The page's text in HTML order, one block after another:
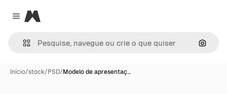
Close menu
Magnific
Início/stock/PSD/Modelo de apresentaç…